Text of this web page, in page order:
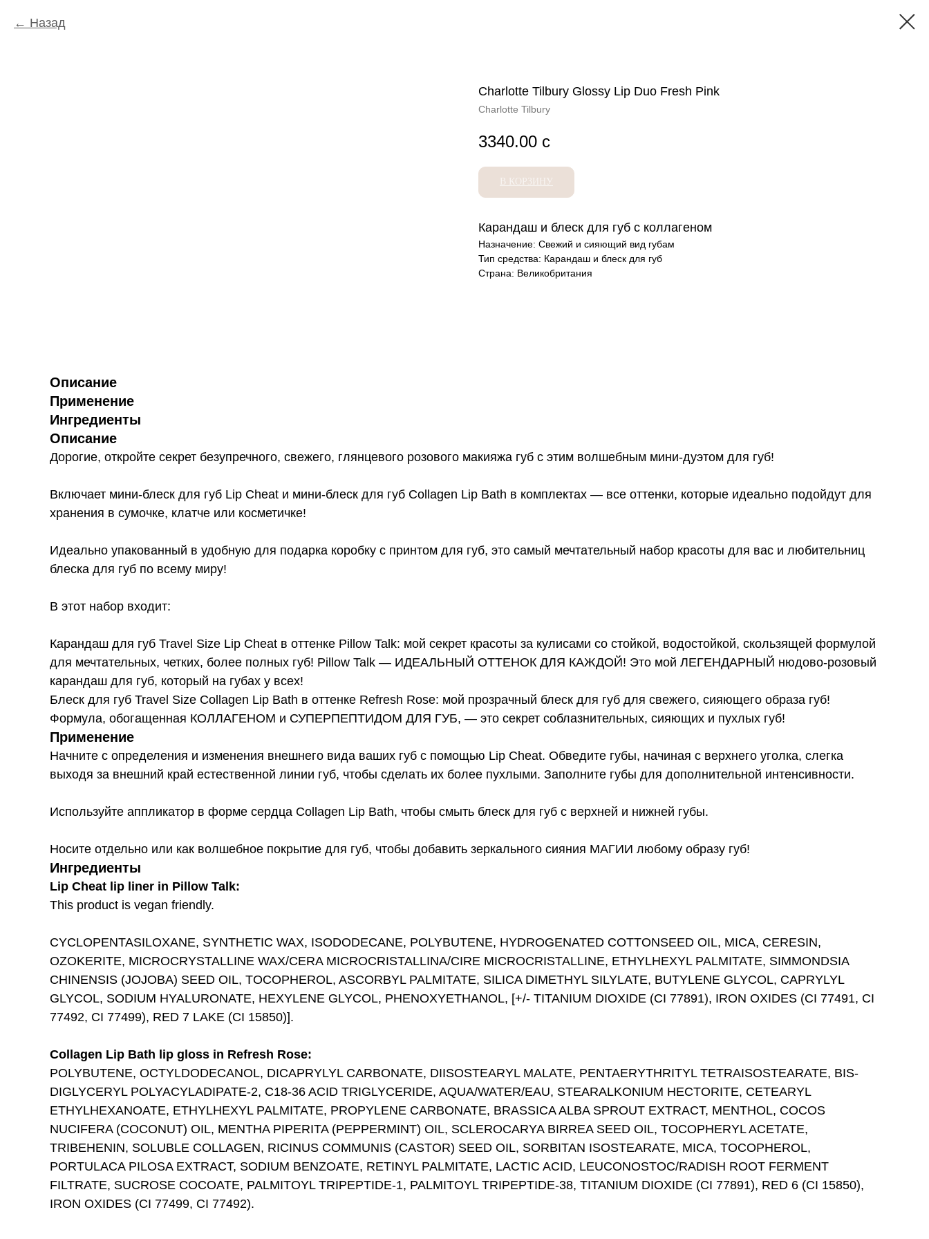
Назад
Charlotte Tilbury Glossy Lip Duo Fresh Pink
Charlotte Tilbury
3340.00 с
В КОРЗИНУ
Карандаш и блеск для губ с коллагеном
Назначение: Свежий и сияющий вид губам
Тип средства: Карандаш и блеск для губ
Страна: Великобритания
Описание
Применение
Ингредиенты
Описание
Дорогие, откройте секрет безупречного, свежего, глянцевого розового макияжа губ с этим волшебным мини-дуэтом для губ!
Включает мини-блеск для губ Lip Cheat и мини-блеск для губ Collagen Lip Bath в комплектах — все оттенки, которые идеально подойдут для
хранения в сумочке, клатче или косметичке!
Идеально упакованный в удобную для подарка коробку с принтом для губ, это самый мечтательный набор красоты для вас и любительниц
блеска для губ по всему миру!
В этот набор входит:
Карандаш для губ Travel Size Lip Cheat в оттенке Pillow Talk: мой секрет красоты за кулисами со стойкой, водостойкой, скользящей формулой
для мечтательных, четких, более полных губ! Pillow Talk — ИДЕАЛЬНЫЙ ОТТЕНОК ДЛЯ КАЖДОЙ! Это мой ЛЕГЕНДАРНЫЙ нюдово-розовый
карандаш для губ, который на губах у всех!
Блеск для губ Travel Size Collagen Lip Bath в оттенке Refresh Rose: мой прозрачный блеск для губ для свежего, сияющего образа губ!
Формула, обогащенная КОЛЛАГЕНОМ и СУПЕРПЕПТИДОМ ДЛЯ ГУБ, — это секрет соблазнительных, сияющих и пухлых губ!
Применение
Начните с определения и изменения внешнего вида ваших губ с помощью Lip Cheat. Обведите губы, начиная с верхнего уголка, слегка
выходя за внешний край естественной линии губ, чтобы сделать их более пухлыми. Заполните губы для дополнительной интенсивности.
Используйте аппликатор в форме сердца Collagen Lip Bath, чтобы смыть блеск для губ с верхней и нижней губы.
Носите отдельно или как волшебное покрытие для губ, чтобы добавить зеркального сияния МАГИИ любому образу губ!
Ингредиенты
Lip Cheat lip liner in Pillow Talk:
This product is vegan friendly.
CYCLOPENTASILOXANE, SYNTHETIC WAX, ISODODECANE, POLYBUTENE, HYDROGENATED COTTONSEED OIL, MICA, CERESIN,
OZOKERITE, MICROCRYSTALLINE WAX/CERA MICROCRISTALLINA/CIRE MICROCRISTALLINE, ETHYLHEXYL PALMITATE, SIMMONDSIA
CHINENSIS (JOJOBA) SEED OIL, TOCOPHEROL, ASCORBYL PALMITATE, SILICA DIMETHYL SILYLATE, BUTYLENE GLYCOL, CAPRYLYL
GLYCOL, SODIUM HYALURONATE, HEXYLENE GLYCOL, PHENOXYETHANOL, [+/- TITANIUM DIOXIDE (CI 77891), IRON OXIDES (CI 77491, CI
77492, CI 77499), RED 7 LAKE (CI 15850)].
Collagen Lip Bath lip gloss in Refresh Rose:
POLYBUTENE, OCTYLDODECANOL, DICAPRYLYL CARBONATE, DIISOSTEARYL MALATE, PENTAERYTHRITYL TETRAISOSTEARATE, BIS-
DIGLYCERYL POLYACYLADIPATE-2, C18-36 ACID TRIGLYCERIDE, AQUA/WATER/EAU, STEARALKONIUM HECTORITE, CETEARYL
ETHYLHEXANOATE, ETHYLHEXYL PALMITATE, PROPYLENE CARBONATE, BRASSICA ALBA SPROUT EXTRACT, MENTHOL, COCOS
NUCIFERA (COCONUT) OIL, MENTHA PIPERITA (PEPPERMINT) OIL, SCLEROCARYA BIRREA SEED OIL, TOCOPHERYL ACETATE,
TRIBEHENIN, SOLUBLE COLLAGEN, RICINUS COMMUNIS (CASTOR) SEED OIL, SORBITAN ISOSTEARATE, MICA, TOCOPHEROL,
PORTULACA PILOSA EXTRACT, SODIUM BENZOATE, RETINYL PALMITATE, LACTIC ACID, LEUCONOSTOC/RADISH ROOT FERMENT
FILTRATE, SUCROSE COCOATE, PALMITOYL TRIPEPTIDE-1, PALMITOYL TRIPEPTIDE-38, TITANIUM DIOXIDE (CI 77891), RED 6 (CI 15850),
IRON OXIDES (CI 77499, CI 77492).